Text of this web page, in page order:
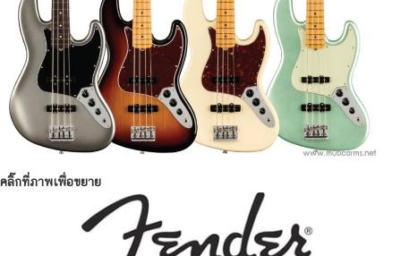
คลิ๊กที่ภาพเพื่อขยาย